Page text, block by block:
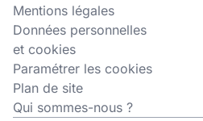
Mentions légales
Données personnelles
et cookies
Paramétrer les cookies
Plan de site
Qui sommes-nous ?